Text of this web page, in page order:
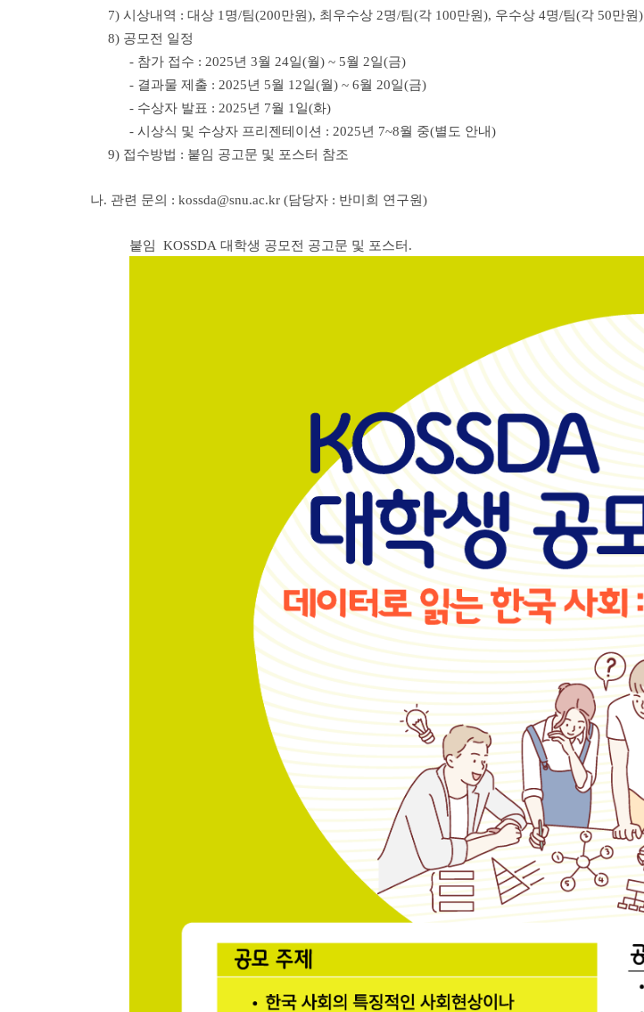
7) 시상내역 : 대상 1명/팀(200만원), 최우수상 2명/팀(각 100만원), 우수상 4명/팀(각 50만원)
8) 공모전 일정
- 참가 접수 : 2025년 3월 24일(월) ~ 5월 2일(금)
- 결과물 제출 : 2025년 5월 12일(월) ~ 6월 20일(금)
- 수상자 발표 : 2025년 7월 1일(화)
- 시상식 및 수상자 프리젠테이션 : 2025년 7~8월 중(별도 안내)
9) 접수방법 : 붙임 공고문 및 포스터 참조
나. 관련 문의 : kossda@snu.ac.kr (담당자 : 반미희 연구원)
붙임 KOSSDA 대학생 공모전 공고문 및 포스터.